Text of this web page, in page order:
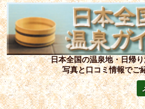
日本全国の温泉地・日帰
写真と口コミ情報でご